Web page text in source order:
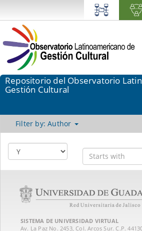
Repositorio del Observatorio
Gestión Cultural
Filter by: Author
SISTEMA DE UNIVERSIDAD VIRTUAL
Av. La Paz No. 2453, Col. Arcos Sur. C.P.